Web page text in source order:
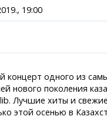
19:00
концерт одного из
нового поколения
Лучшие хиты и
этой осенью в